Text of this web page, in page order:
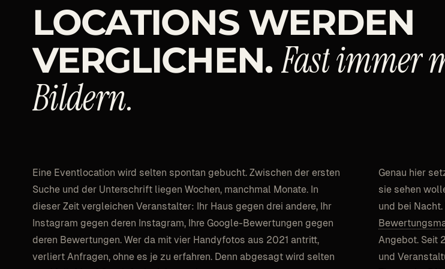
LOCATIONS WERDEN
VERGLICHEN. Fastimmer
Bildern.
Eine Eventlocation wird selten spontan gebucht. Zwischen der ersten
Suche und der Unterschrift liegen Wochen, manchmal Monate. In
dieser Zeit vergleichen Veranstalter: Ihr Haus gegen drei andere, Ihr
Instagram gegen deren Instagram, Ihre Google-Bewertungen gegen
deren Bewertungen. Wer da mit vier Handyfotos aus 2021 antritt,
verliert Anfragen, ohne es je zu erfahren. Denn abgesagt wird selten
Genau hier
sie sehen
und bei
Angebot. Seit
und